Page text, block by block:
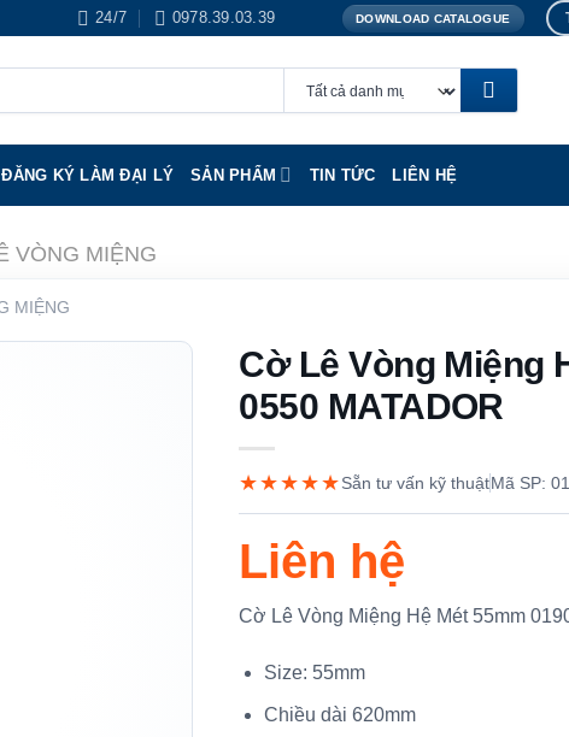
24/7 0978.39.03.39 DOWNLOAD CATALOGUE
ĐĂNG KÝ LÀM ĐẠI LÝ SẢN PHẨM TIN TỨC LIÊN HỆ
VÒNG MIỆNG
MIỆNG
Cờ Lê Vòng Miệng
0550 MATADOR
★★★★★Sẵn tư vấn kỹ thuậtMã SP:
Liên hệ
Cờ Lê Vòng Miệng Hệ Mét 55mm
Size: 55mm
Chiều dài 620mm